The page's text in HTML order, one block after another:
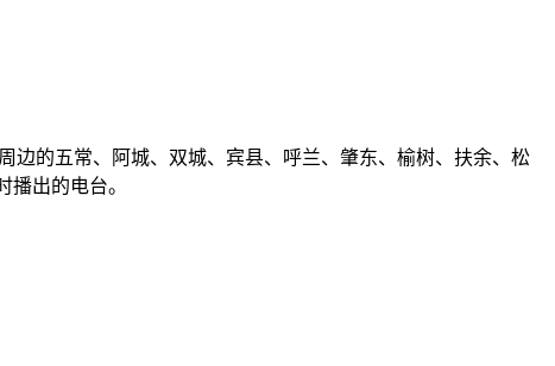
边的五常、阿城、双城、宾县、呼兰、肇东、榆树、扶余、松
出的电台。